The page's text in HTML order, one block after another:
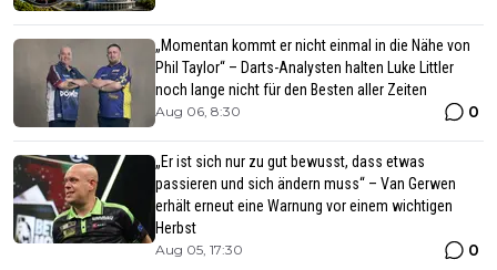
„Momentan kommt er nicht einmal in die Nähe von
Phil Taylor“ – Darts-Analysten halten Luke Littler
noch lange nicht für den Besten aller Zeiten
Aug 06, 8:30 0
„Er ist sich nur zu gut bewusst, dass etwas
passieren und sich ändern muss“ – Van Gerwen
erhält erneut eine Warnung vor einem wichtigen
Herbst
Aug 05, 17:30 0